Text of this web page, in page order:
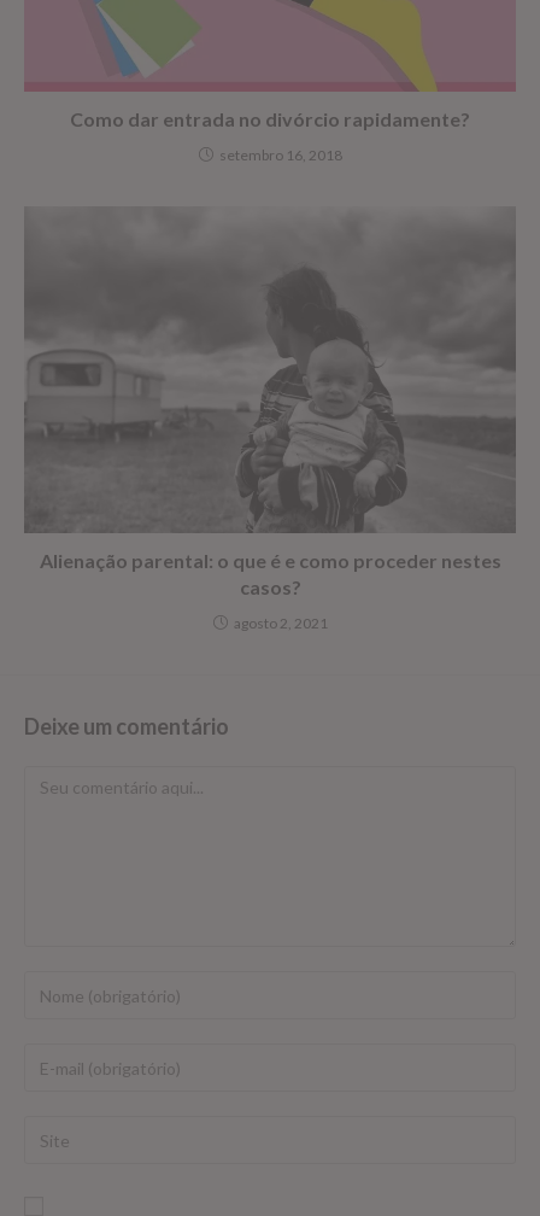
Como dar entrada no divórcio rapidamente?
setembro 16, 2018
Alienação parental: o que é e como proceder nestes
casos?
agosto 2, 2021
Deixe um comentário